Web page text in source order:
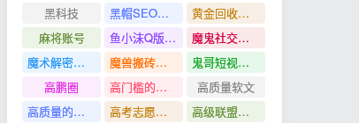
黑科技 黑帽SEO案例分析
黄金回收奢侈品
麻将账号
鱼小沫Q版人物团练课
魔鬼社交实战课全套课程
魔术解密教程
魔兽搬砖搞钱
鬼哥短视频底层逻辑
高鹏圈
高门槛的生意
高质量软文
高质量的问答和知识分享
高考志愿填报
高级联盟营销教程